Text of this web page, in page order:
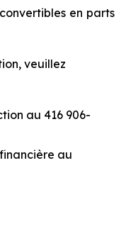
en parts
veuillez
au 416 906-
au